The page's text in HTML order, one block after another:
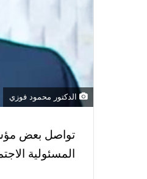
الدكتور محمود فوزي
تواصل بعض
المسئولية